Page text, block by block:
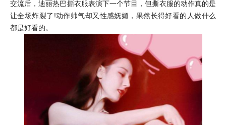
交流后，迪丽热巴撕衣服表演下一个节目，但撕衣服的动作真的是
让全场炸裂了!动作帅气却又性感妩媚，果然长得好看的人做什么
都是好看的。